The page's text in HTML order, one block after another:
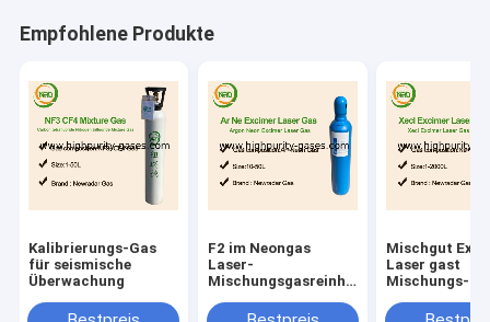
Empfohlene Produkte
Kalibrierungs-Gas
für seismische
Überwachung
F2 im Neongas
Laser-
Mischungsgasreinheits-
Mischgut
Laser gast
Mischungs-